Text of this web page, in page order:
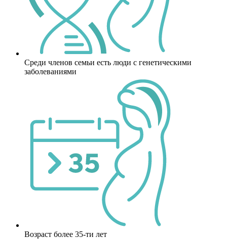
Среди членов семьи есть люди с генетическими
заболеваниями
Возраст более 35-ти лет